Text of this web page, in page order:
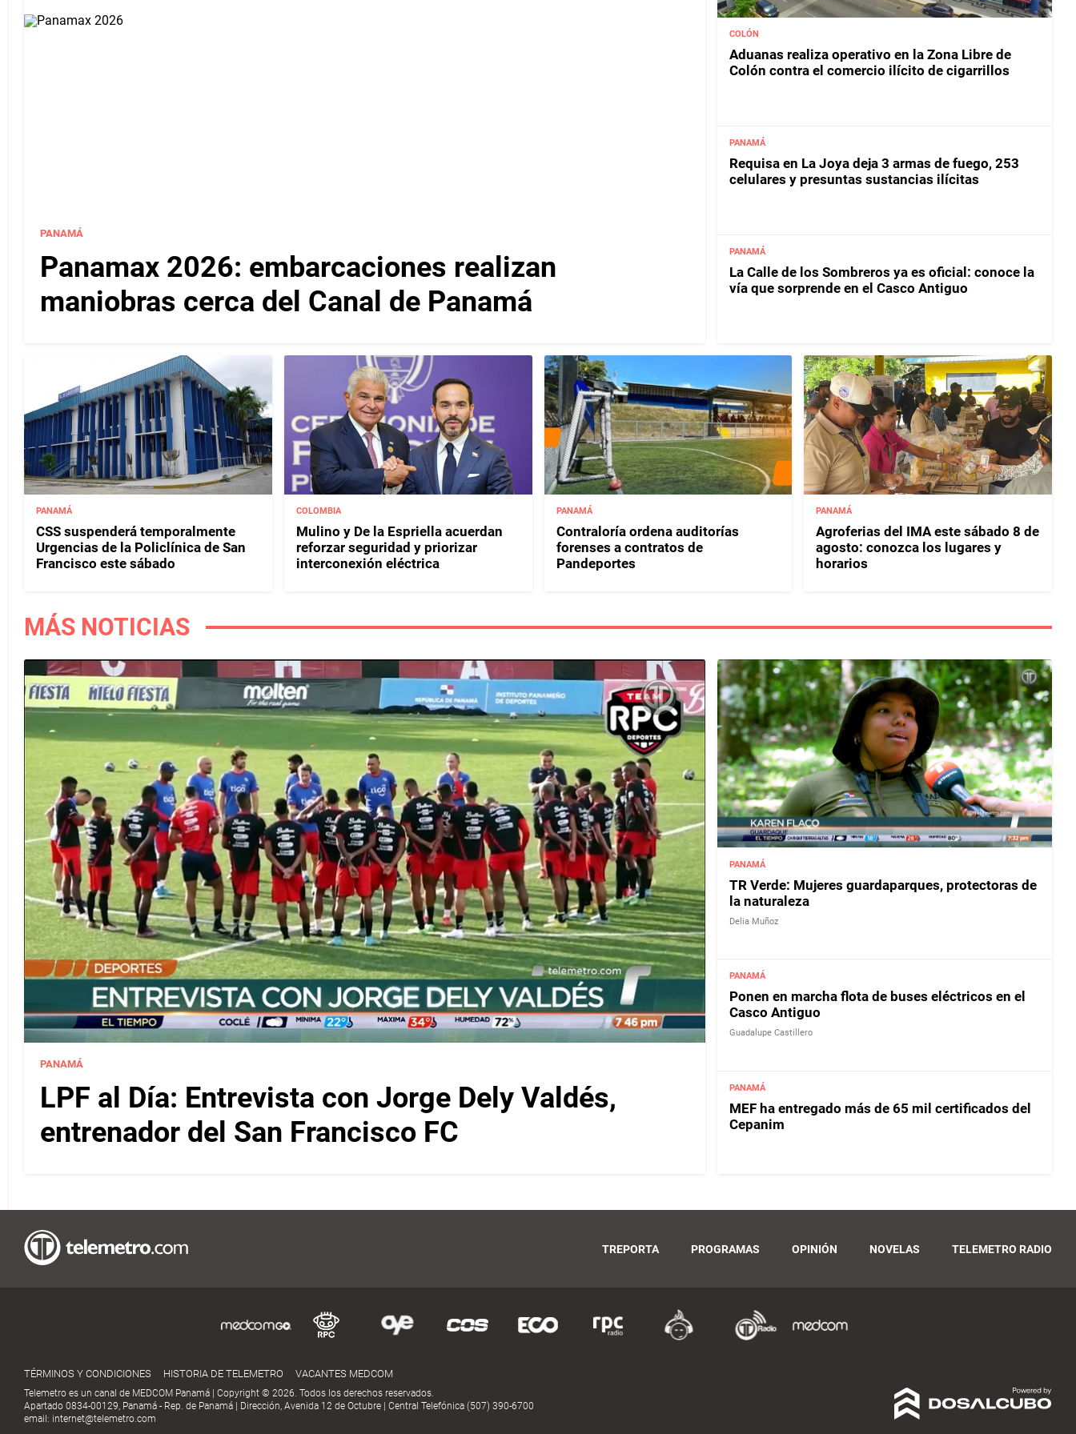
PANAMÁ
Panamax 2026: embarcaciones realizan
maniobras cerca del Canal de Panamá
COLÓN
Aduanas realiza operativo en la Zona Libre de
Colón contra el comercio ilícito de cigarrillos
PANAMÁ
Requisa en La Joya deja 3 armas de fuego, 253
celulares y presuntas sustancias ilícitas
PANAMÁ
La Calle de los Sombreros ya es oficial: conoce la
vía que sorprende en el Casco Antiguo
PANAMÁ
CSS suspenderá temporalmente
Urgencias de la Policlínica de San
Francisco este sábado
COLOMBIA
Mulino y De la Espriella acuerdan
reforzar seguridad y priorizar
interconexión eléctrica
PANAMÁ
Contraloría ordena auditorías
forenses a contratos de
Pandeportes
PANAMÁ
Agroferias del IMA este sábado 8 de
agosto: conozca los lugares y
horarios
MÁS NOTICIAS
PANAMÁ
LPF al Día: Entrevista con Jorge Dely Valdés,
entrenador del San Francisco FC
PANAMÁ
TR Verde: Mujeres guardaparques, protectoras de
la naturaleza
Delia Muñoz
PANAMÁ
Ponen en marcha flota de buses eléctricos en el
Casco Antiguo
Guadalupe Castillero
PANAMÁ
MEF ha entregado más de 65 mil certificados del
Cepanim
TREPORTA PROGRAMAS OPINIÓN NOVELAS TELEMETRO RADIO
TÉRMINOS Y CONDICIONES HISTORIA DE TELEMETRO VACANTES MEDCOM
Telemetro es un canal de MEDCOM Panamá | Copyright © 2026. Todos los derechos reservados.
Apartado 0834-00129, Panamá - Rep. de Panamá | Dirección, Avenida 12 de Octubre | Central Telefónica (507) 390-6700
email: internet@telemetro.com